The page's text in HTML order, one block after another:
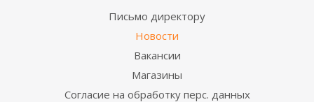
Письмо директору
Новости
Вакансии
Магазины
Согласие на обработку перс. данных